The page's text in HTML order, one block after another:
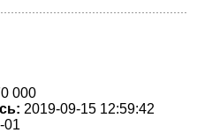
000
2019-09-15 12:59:42
01